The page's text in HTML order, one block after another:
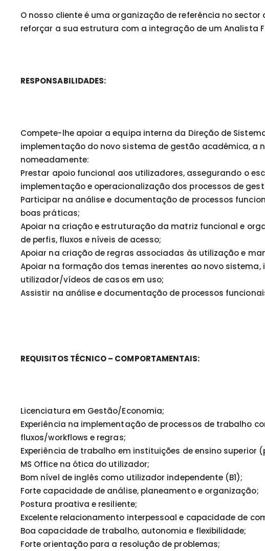
O nosso cliente é uma organização de referência no
reforçar a sua estrutura com a integração de um Analista
RESPONSABILIDADES:
Compete-lhe apoiar a equipa interna da Direção de
implementação do novo sistema de gestão académica, a
nomeadamente:
Prestar apoio funcional aos utilizadores, assegurando o
implementação e operacionalização dos processos de
Participar na análise e documentação de processos
boas práticas;
Apoiar na criação e estruturação da matriz funcional e
de perfis, fluxos e níveis de acesso;
Apoiar na criação de regras associadas às utilização e
Apoiar na formação dos temas inerentes ao novo
utilizador/vídeos de casos em uso;
Assistir na análise e documentação de processos
REQUISITOS TÉCNICO – COMPORTAMENTAIS:
Licenciatura em Gestão/Economia;
Experiência na implementação de processos de trabalho
fluxos/workflows e regras;
Experiência de trabalho em instituições de ensino superior
MS Office na ótica do utilizador;
Bom nível de inglês como utilizador independente (B1);
Forte capacidade de análise, planeamento e organização;
Postura proativa e resiliente;
Excelente relacionamento interpessoal e capacidade de
Boa capacidade de trabalho, autonomia e flexibilidade;
Forte orientação para a resolução de problemas;